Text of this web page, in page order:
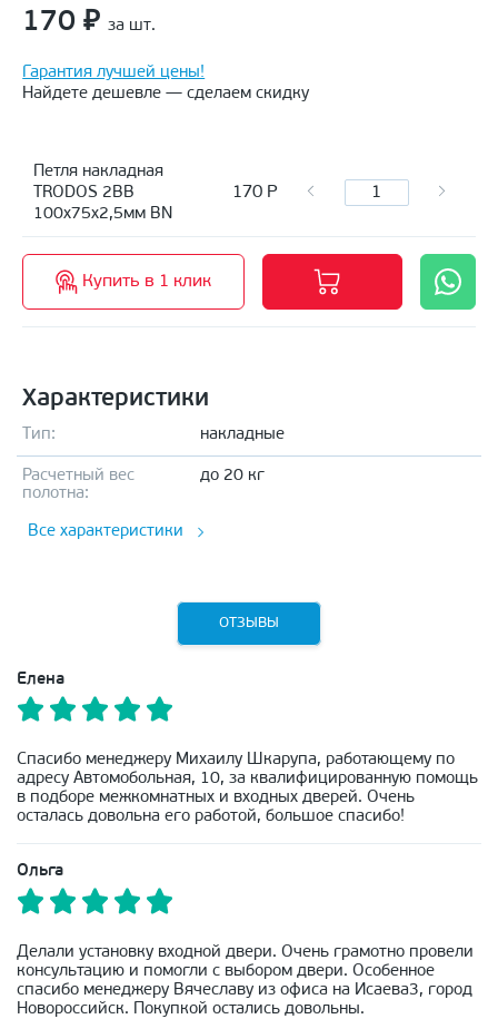
170 ₽ за шт.
Гарантия лучшей цены!
Найдете дешевле — сделаем скидку
Петля накладная
TRODOS 2BB
100х75х2,5мм BN
170 Р
Купить в 1 клик
Характеристики
Тип: накладные
Расчетный вес
полотна:
до 20 кг
Все характеристики
ОТЗЫВЫ
Елена
Спасибо менеджеру Михаилу Шкарупа, работающему по
адресу Автомобольная, 10, за квалифицированную помощь
в подборе межкомнатных и входных дверей. Очень
осталась довольна его работой, большое спасибо!
Ольга
Делали установку входной двери. Очень грамотно провели
консультацию и помогли с выбором двери. Особенное
спасибо менеджеру Вячеславу из офиса на Исаева3, город
Новороссийск. Покупкой остались довольны.